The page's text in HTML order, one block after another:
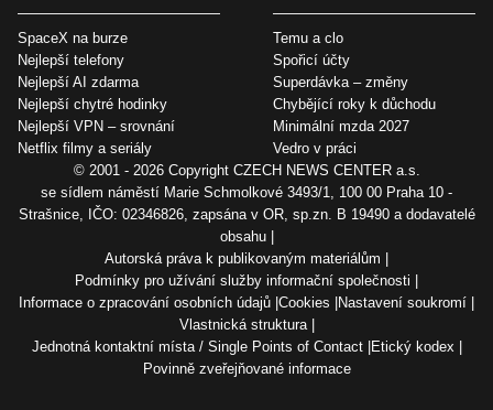
SpaceX na burze
Nejlepší telefony
Nejlepší AI zdarma
Nejlepší chytré hodinky
Nejlepší VPN – srovnání
Netflix filmy a seriály
Temu a clo
Spořicí účty
Superdávka – změny
Chybějící roky k důchodu
Minimální mzda 2027
Vedro v práci
© 2001 - 2026 Copyright CZECH NEWS CENTER a.s.
se sídlem náměstí Marie Schmolkové 3493/1, 100 00 Praha 10 -
Strašnice, IČO: 02346826, zapsána v OR, sp.zn. B 19490 a dodavatelé
obsahu
Autorská práva k publikovaným materiálům
Podmínky pro užívání služby informační společnosti
Informace o zpracování osobních údajů Cookies
Nastavení soukromí
Vlastnická struktura
Jednotná kontaktní místa / Single Points of Contact
Etický kodex
Povinně zveřejňované informace